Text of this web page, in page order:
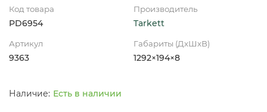
Код товара
PD6954
Производитель
Tarkett
Артикул
9363
Габариты (ДхШхВ)
1292×194×8
Есть в наличии